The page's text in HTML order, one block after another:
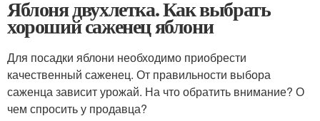
Яблоня двухлетка. Как выбрать
хороший саженец яблони
Для посадки яблони необходимо приобрести
качественный саженец. От правильности выбора
саженца зависит урожай. На что обратить внимание? О
чем спросить у продавца?